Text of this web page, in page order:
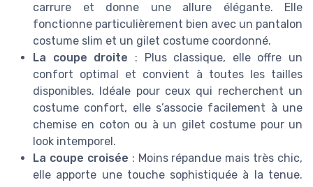
carrure et donne une allure élégante. Elle
fonctionne particulièrement bien avec un pantalon
costume slim et un gilet costume coordonné.
La coupe droite : Plus classique, elle offre un
confort optimal et convient à toutes les tailles
disponibles. Idéale pour ceux qui recherchent un
costume confort, elle s’associe facilement à une
chemise en coton ou à un gilet costume pour un
look intemporel.
La coupe croisée : Moins répandue mais très chic,
elle apporte une touche sophistiquée à la tenue.